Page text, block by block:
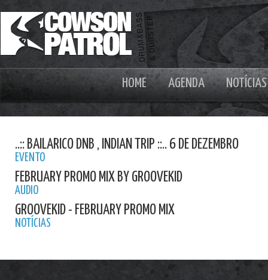
HOME AGENDA NOTÍCIAS
..:: BAILARICO DNB , INDIAN TRIP ::.. 6 DE DEZEMBRO
EVENTO
FEBRUARY PROMO MIX BY GROOVEKID
AUDIO
GROOVEKID - FEBRUARY PROMO MIX
NOTÍCIAS